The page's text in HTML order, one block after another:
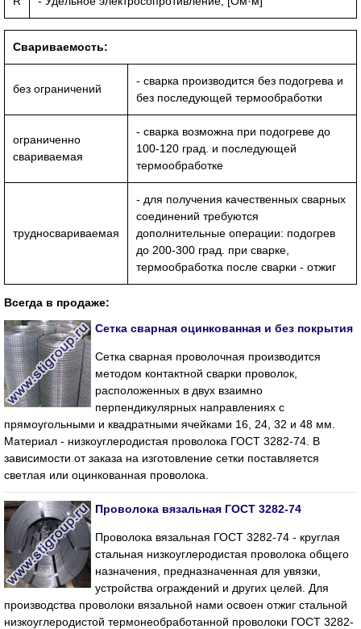
Свариваемость:
без ограничений
- сварка производится без подогрева и
без последующей термообработки
ограниченно
свариваемая
- сварка возможна при подогреве до
100-120 град. и последующей
термообработке
трудносвариваемая
- для получения качественных сварных
соединений требуются
дополнительные операции: подогрев
до 200-300 град. при сварке,
термообработка после сварки - отжиг
Всегда в продаже:
Сетка сварная оцинкованная и без покрытия
Сетка сварная проволочная производится
методом контактной сварки проволок,
расположенных в двух взаимно
перпендикулярных направлениях с
прямоугольными и квадратными ячейками 16, 24, 32 и 48 мм.
Материал - низкоуглеродистая проволока ГОСТ 3282-74. В
зависимости от заказа на изготовление сетки поставляется
светлая или оцинкованная проволока.
Проволока вязальная ГОСТ 3282-74
Проволока вязальная ГОСТ 3282-74 - круглая
стальная низкоуглеродистая проволока общего
назначения, предназначенная для увязки,
устройства ограждений и других целей. Для
производства проволоки вязальной нами освоен отжиг стальной
низкоуглеродистой термонеобработанной проволоки ГОСТ 3282-